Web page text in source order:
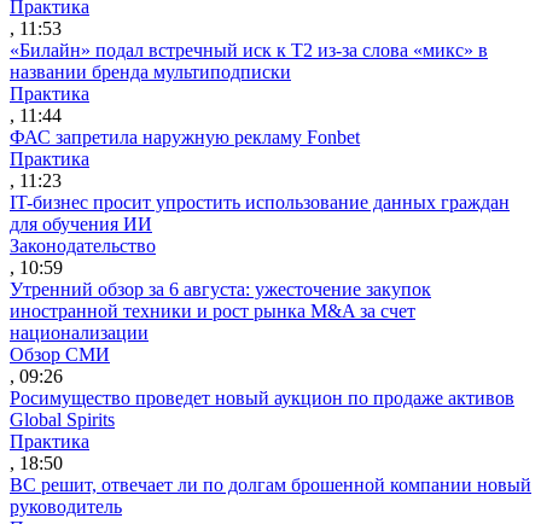
Практика
, 11:53
«Билайн» подал встречный иск к Т2 из-за слова «микс» в
названии бренда мультиподписки
Практика
, 11:44
ФАС запретила наружную рекламу Fonbet
Практика
, 11:23
IT-бизнес просит упростить использование данных граждан
для обучения ИИ
Законодательство
, 10:59
Утренний обзор за 6 августа: ужесточение закупок
иностранной техники и рост рынка M&A за счет
национализации
Обзор СМИ
, 09:26
Росимущество проведет новый аукцион по продаже активов
Global Spirits
Практика
, 18:50
ВС решит, отвечает ли по долгам брошенной компании новый
руководитель